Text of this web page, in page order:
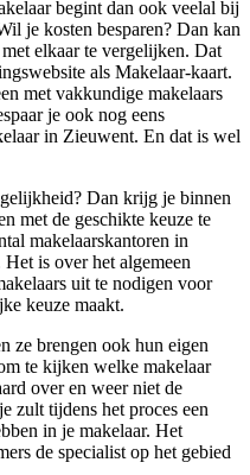
begint dan ook veelal bij
je kosten besparen? Dan kan
elkaar te vergelijken. Dat
als Makelaar-kaart.
met vakkundige makelaars
je ook nog eens
in Zieuwent. En dat is wel
Dan krijg je binnen
met de geschikte keuze te
makelaarskantoren in
is over het algemeen
uit te nodigen voor
keuze maakt.
ze brengen ook hun eigen
te kijken welke makelaar
over en weer niet de
zult tijdens het proces een
in je makelaar. Het
de specialist op het gebied